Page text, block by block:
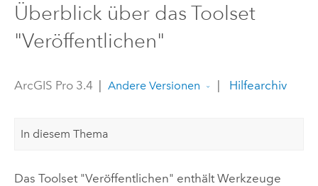
Überblick über das Toolset
"Veröffentlichen"
ArcGIS Pro 3.4 Andere Versionen Hilfearchiv
In diesem Thema
Das Toolset "Veröffentlichen" enthält Werkzeuge